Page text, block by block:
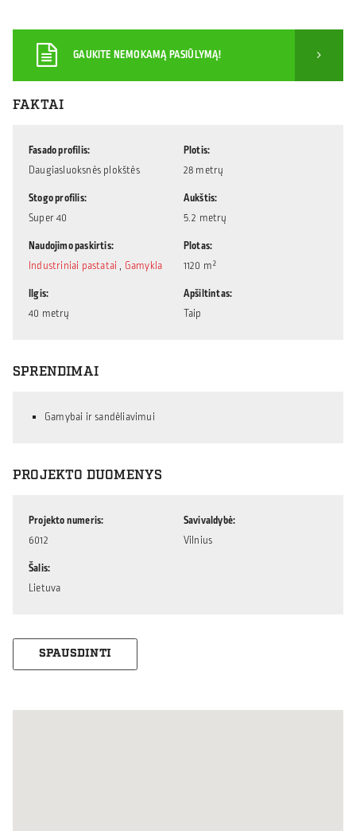
GAUKITE NEMOKAMĄ PASIŪLYMĄ!
FAKTAI
Fasado profilis
Daugiasluoksnės plokštės
Stogo profilis
Super 40
Naudojimo paskirtis
Industriniai pastatai , Gamykla
Ilgis
40 metrų
Plotis
28 metrų
Aukštis
5.2 metrų
Plotas
1120 m²
Apšiltintas
Taip
SPRENDIMAI
Gamybai ir sandėliavimui
PROJEKTO DUOMENYS
Projekto numeris
6012
Šalis
Lietuva
Savivaldybė
Vilnius
SPAUSDINTI